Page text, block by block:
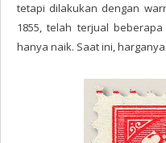
tetapi dilakukan dengan
1855, telah terjual
hanya naik. Saat ini,
Inverted Jenny - $ 1,3